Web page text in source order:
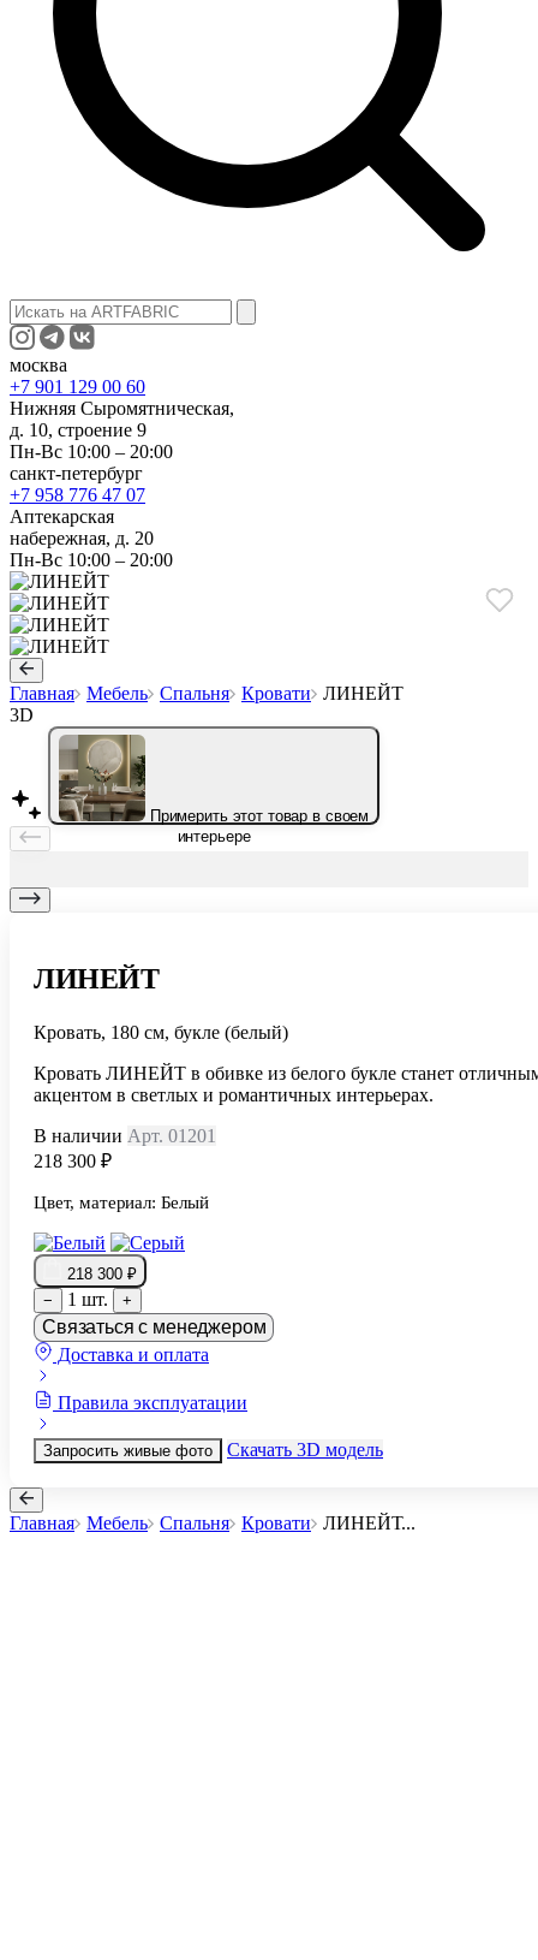
москва
+7 901 129 00 60
Нижняя Сыромятническая,
д. 10, строение 9
Пн-Вс 10:00 – 20:00
санкт-петербург
+7 958 776 47 07
Аптекарская
набережная, д. 20
Пн-Вс 10:00 – 20:00
Главная Мебель Спальня Кровати
ЛИНЕЙТ
3D
Примерить этот товар в своем
интерьере
ЛИНЕЙТ
Кровать, 180 см, букле (белый)
Кровать ЛИНЕЙТ в обивке из белого букле станет
акцентом в светлых и романтичных интерьерах.
В наличии Арт. 01201
218 300 ₽
Цвет, материал: Белый
218 300 ₽
−
1 шт. +
Связаться с менеджером
Доставка и оплата
Правила эксплуатации
Запросить живые фото Скачать 3D модель
Главная Мебель Спальня Кровати ЛИНЕЙТ...